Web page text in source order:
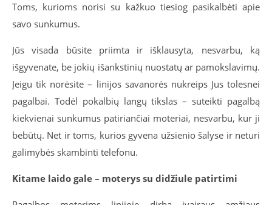
Toms, kurioms norisi su kažkuo tiesiog pasikalbėti apie
savo sunkumus.
Jūs visada būsite priimta ir išklausyta, nesvarbu, ką
išgyvenate, be jokių išankstinių nuostatų ar pamokslavimų.
Jeigu tik norėsite – linijos savanorės nukreips Jus tolesnei
pagalbai. Todėl pokalbių langų tikslas – suteikti pagalbą
kiekvienai sunkumus patiriančiai moteriai, nesvarbu, kur ji
bebūtų. Net ir toms, kurios gyvena užsienio šalyse ir neturi
galimybės skambinti telefonu.
Kitame laido gale – moterys su didžiule patirtimi